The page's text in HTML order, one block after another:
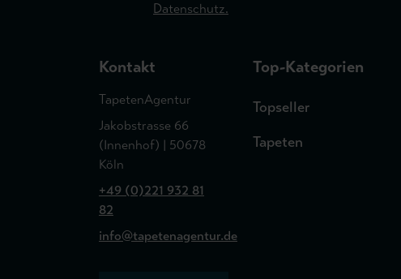
Datenschutz.
Kontakt
TapetenAgentur
Jakobstrasse 66
(Innenhof) | 50678
Köln
+49 (0)221 932 81
82
info@tapetenagentur.de
Top-Kategorien
Topseller
Tapeten